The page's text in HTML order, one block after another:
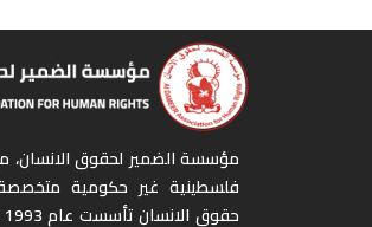
مؤسسة الضمير لحقوق
فلسطينية غير حكومية